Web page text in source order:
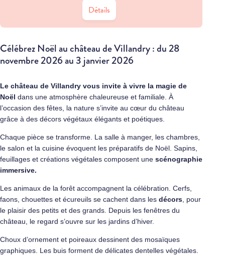
Détails
Célébrez Noël au château de Villandry : du 28
novembre 2026 au 3 janvier 2026
Le château de Villandry vous invite à vivre la magie de
Noël dans une atmosphère chaleureuse et familiale. À
l’occasion des fêtes, la nature s’invite au cœur du château
grâce à des décors végétaux élégants et poétiques.
Chaque pièce se transforme. La salle à manger, les chambres,
le salon et la cuisine évoquent les préparatifs de Noël. Sapins,
feuillages et créations végétales composent une scénographie
immersive.
Les animaux de la forêt accompagnent la célébration. Cerfs,
faons, chouettes et écureuils se cachent dans les décors , pour
le plaisir des petits et des grands. Depuis les fenêtres du
château, le regard s’ouvre sur les jardins d’hiver.
Choux d’ornement et poireaux dessinent des mosaïques
graphiques. Les buis forment de délicates dentelles végétales.